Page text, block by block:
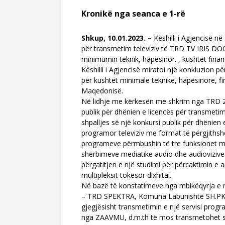
Kronikë nga seanca e 1-rë
Shkup, 10.01.2023. – Këshilli i Agjencisë
për transmetim televiziv të TRD TV IRIS
minimumin teknik, hapësinor. , kushtet
Këshilli i Agjencisë miratoi një konkluzion
për kushtet minimale teknike, hapësinore,
Maqedonisë.
Në lidhje me kërkesën me shkrim nga TRD
publik për dhënien e licencës për
shpalljes së një konkursi publik për
programor televiziv me format të
programeve përmbushin të tre funksionet
shërbimeve mediatike audio dhe
përgatitjen e një studimi për përcaktimin e
multipleksit tokësor dixhital.
Në bazë të konstatimeve nga mbikëqyrja
– TRD SPEKTRA, Komuna Labunishtë
gjegjësisht transmetimin e një servisi
nga ZAAVMU, d.m.th të mos transmetohet